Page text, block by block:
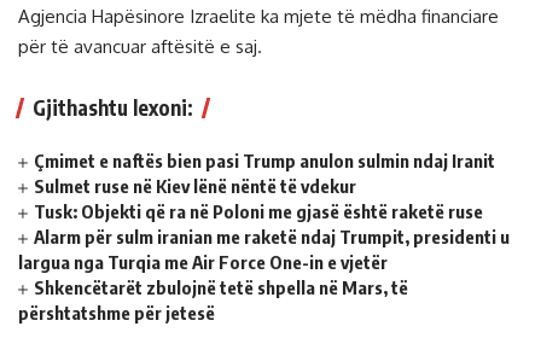
Agjencia Hapësinore Izraelite ka mjete të mëdha financiare
për të avancuar aftësitë e saj.
Gjithashtu lexoni:
Çmimet e naftës bien pasi Trump anulon sulmin ndaj Iranit
Sulmet ruse në Kiev lënë nëntë të vdekur
Tusk: Objekti që ra në Poloni me gjasë është raketë ruse
Alarm për sulm iranian me raketë ndaj Trumpit, presidenti u
largua nga Turqia me Air Force One-in e vjetër
Shkencëtarët zbulojnë tetë shpella në Mars, të
përshtatshme për jetesë